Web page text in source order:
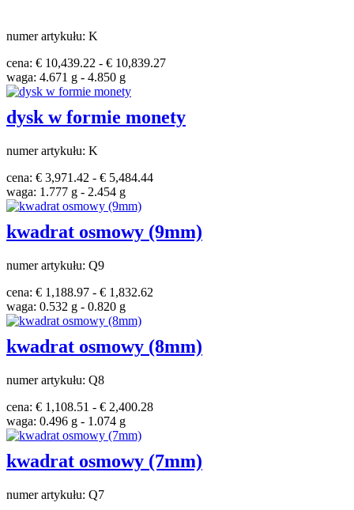
numer artykułu: K
cena: € 10,439.22 - € 10,839.27
waga: 4.671 g - 4.850 g
dysk w formie monety
numer artykułu: K
cena: € 3,971.42 - € 5,484.44
waga: 1.777 g - 2.454 g
kwadrat osmowy (9mm)
numer artykułu: Q9
cena: € 1,188.97 - € 1,832.62
waga: 0.532 g - 0.820 g
kwadrat osmowy (8mm)
numer artykułu: Q8
cena: € 1,108.51 - € 2,400.28
waga: 0.496 g - 1.074 g
kwadrat osmowy (7mm)
numer artykułu: Q7